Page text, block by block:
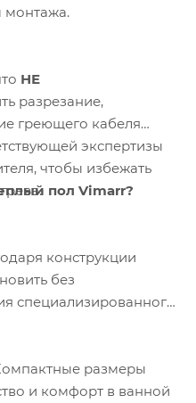
монтажа.
НЕ
разрезание,
греющего кабеля
экспертизы
чтобы избежать
пол Vimarr?
конструкции
без
специализированного
размеры
и комфорт в ванной